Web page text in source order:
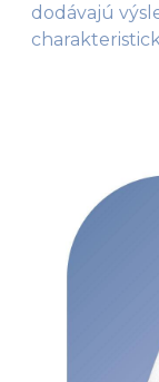
dodávajú